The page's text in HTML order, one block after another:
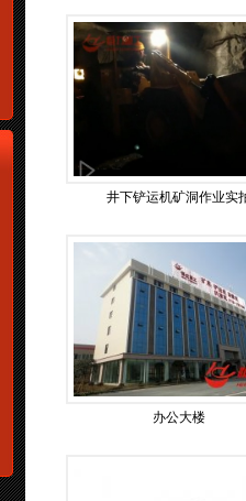
井下铲运机矿洞作业实
办公大楼